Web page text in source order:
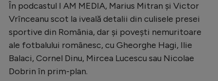
Intră în cont
Creează cont
În podcastul I AM MEDIA, Marius Mitran și Victor
Vrînceanu scot la iveală detalii din culisele presei
sportive din România, dar și povești nemuritoare
ale fotbalului românesc, cu Gheorghe Hagi, Ilie
Balaci, Cornel Dinu, Mircea Lucescu sau Nicolae
Dobrin în prim-plan.